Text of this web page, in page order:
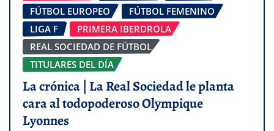
FÚTBOL EUROPEO
FÚTBOL FEMENINO
LIGA F
PRIMERA IBERDROLA
REAL SOCIEDAD DE FÚTBOL
TITULARES DEL DÍA
La crónica | La Real Sociedad le planta
cara al todopoderoso Olympique
Lyonnes